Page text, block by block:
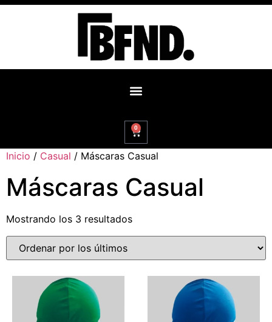
0
Inicio / Casual / Máscaras Casual
Máscaras Casual
Mostrando los 3 resultados